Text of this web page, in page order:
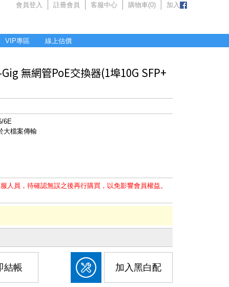
會員登入 註冊會員 客服中心 購物車(0) 加入
VIP專區 線上估價
無網管PoE交換器(1埠10G SFP+
6E
大檔案傳輸
員，待確認無誤之後再行購買，以免影響會員權益。
結帳 加入黑白配